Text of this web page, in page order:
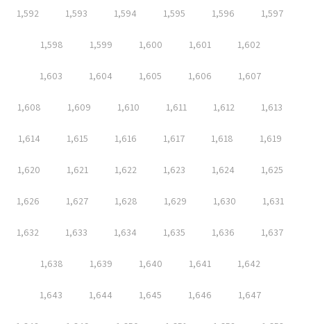
1,592 1,593 1,594 1,595 1,596 1,597
1,598 1,599 1,600 1,601 1,602
1,603 1,604 1,605 1,606 1,607
1,608 1,609 1,610 1,611 1,612 1,613
1,614 1,615 1,616 1,617 1,618 1,619
1,620 1,621 1,622 1,623 1,624 1,625
1,626 1,627 1,628 1,629 1,630 1,631
1,632 1,633 1,634 1,635 1,636 1,637
1,638 1,639 1,640 1,641 1,642
1,643 1,644 1,645 1,646 1,647